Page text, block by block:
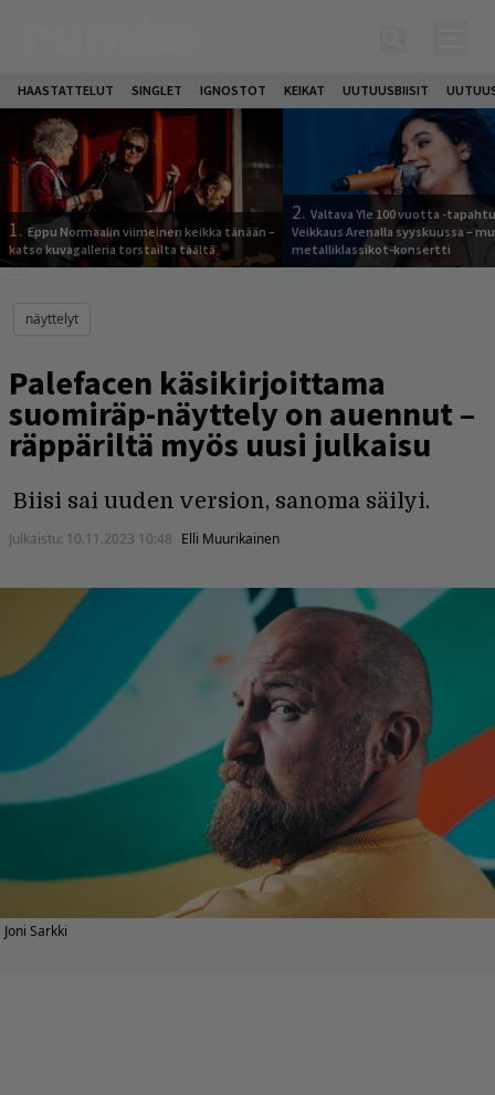
HAASTATTELUT SINGLET IGNOSTOT KEIKAT UUTUUSBIISIT
1. Eppu Normaalin viimeinen keikka tänään –
katso kuvagalleria torstailta täältä
2. Valtava Yle 100 vuotta -
Veikkaus Arenalla syyskuussa –
metalliklassikot-konsertti
näyttelyt
Palefacen käsikirjoittama
suomiräp-näyttely on auennut –
räppäriltä myös uusi julkaisu
Biisi sai uuden version, sanoma säilyi.
Julkaistu: 10.11.2023 10:48 Elli Muurikainen
Joni Sarkki